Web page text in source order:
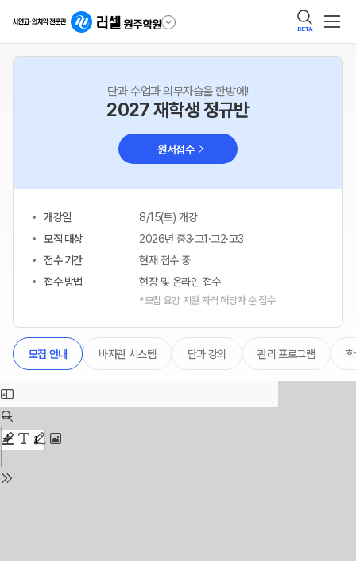
BETA
단과 수업과 의무자습을 한방에!
2027 재학생 정규반
원서접수
개강일
8/15(토) 개강
모집 대상
2026년 중3·고1·고2·고3
접수 기간
현재 접수 중
접수 방법
현장 및 온라인 접수
*모집 요강 지원 자격 해당자 순 접수
모집 안내 바자관 시스템 단과 강의 관리 프로그램